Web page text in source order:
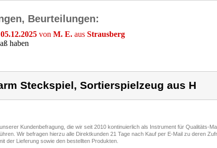
Beurteilungen:
05.12.2025 von M. E. aus Strausberg
haben
Steckspiel, Sortierspielzeug aus H
Kundenbefragung, die wir seit 2010 kontinuierlich als Instrument für Qualitäts-
Wir befragen hierzu alle Direktkunden 21 Tage nach Kauf per E-Mail zu deren
der Lieferung sowie den bestellten Produkten.